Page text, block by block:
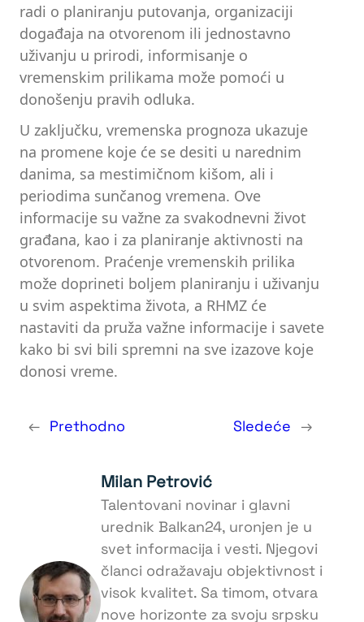
radi o planiranju putovanja, organizaciji
događaja na otvorenom ili jednostavno
uživanju u prirodi, informisanje o
vremenskim prilikama može pomoći u
donošenju pravih odluka.
U zaključku, vremenska prognoza ukazuje
na promene koje će se desiti u narednim
danima, sa mestimičnom kišom, ali i
periodima sunčanog vremena. Ove
informacije su važne za svakodnevni život
građana, kao i za planiranje aktivnosti na
otvorenom. Praćenje vremenskih prilika
može doprineti boljem planiranju i uživanju
u svim aspektima života, a RHMZ će
nastaviti da pruža važne informacije i savete
kako bi svi bili spremni na sve izazove koje
donosi vreme.
← Prethodno Sledeće →
Milan Petrović
Talentovani novinar i glavni
urednik Balkan24, uronjen je u
svet informacija i vesti. Njegovi
članci odražavaju objektivnost i
visok kvalitet. Sa timom, otvara
nove horizonte za svoju srpsku